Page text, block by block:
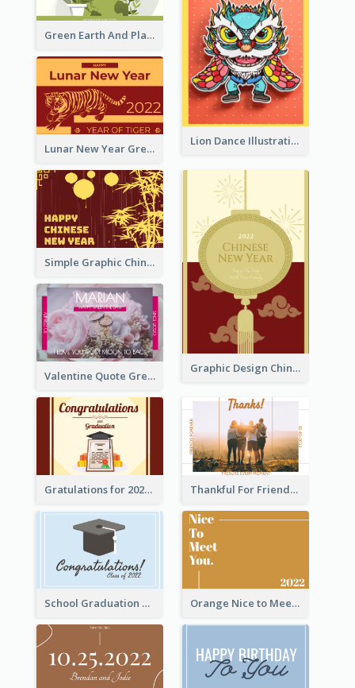
Green Earth And Plants Illustrations Greeting Card
Lion Dance Illustration Photo Greeting Card
Lunar New Year Greeting Card With Tiger Illustration
Simple Graphic Chinese New Year In Red And Yellow
Graphic Design Chinese New Year Greeting Card With Decorations
Valentine Quote Greeting Card
Gratulations for 2020 Graduation Greeting Card Thankful For Friendship Greeting Card
School Graduation Celebration Card Orange Nice to Meet You Greeting Card